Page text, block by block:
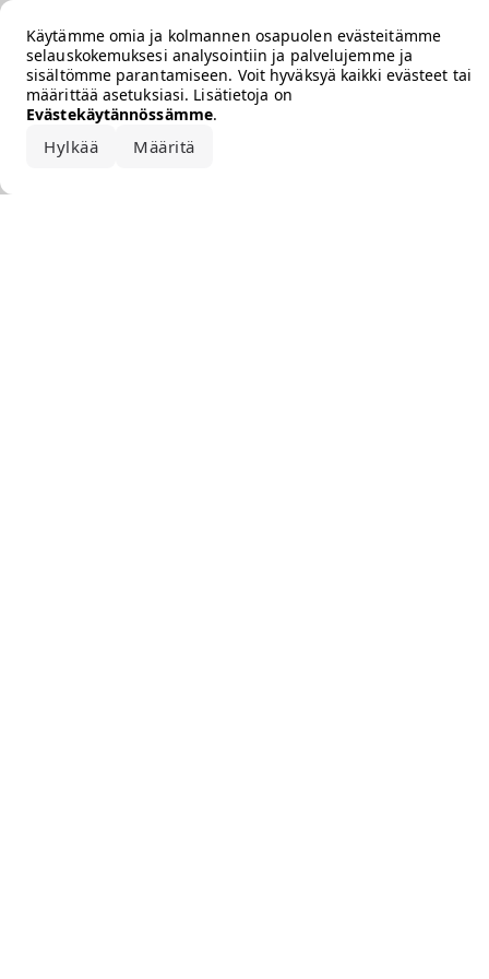
Käytämme omia ja kolmannen osapuolen evästeitämme
selauskokemuksesi analysointiin ja palvelujemme ja
sisältömme parantamiseen. Voit hyväksyä kaikki evästeet tai
määrittää asetuksiasi. Lisätietoja on
Evästekäytännössämme.
Hylkää Määritä
Error loading the brand